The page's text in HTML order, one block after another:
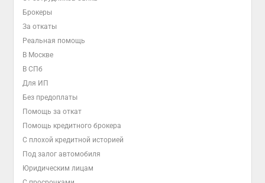
Брокеры
За откаты
Реальная помощь
В Москве
В СПб
Для ИП
Без предоплаты
Помощь за откат
Помощь кредитного брокера
С плохой кредитной историей
Под залог автомобиля
Юридическим лицам